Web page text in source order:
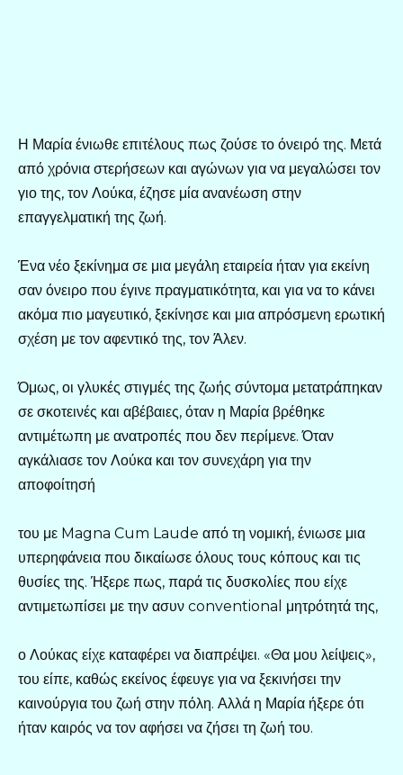
Η Μαρία ένιωθε επιτέλους πως ζούσε το όνειρό της. Μετά
από χρόνια στερήσεων και αγώνων για να μεγαλώσει τον
γιο της, τον Λούκα, έζησε μία ανανέωση στην
επαγγελματική της ζωή.
Ένα νέο ξεκίνημα σε μια μεγάλη εταιρεία ήταν για εκείνη
σαν όνειρο που έγινε πραγματικότητα, και για να το κάνει
ακόμα πιο μαγευτικό, ξεκίνησε και μια απρόσμενη ερωτική
σχέση με τον αφεντικό της, τον Άλεν.
Όμως, οι γλυκές στιγμές της ζωής σύντομα μετατράπηκαν
σε σκοτεινές και αβέβαιες, όταν η Μαρία βρέθηκε
αντιμέτωπη με ανατροπές που δεν περίμενε. Όταν
αγκάλιασε τον Λούκα και τον συνεχάρη για την
αποφοίτησή
του με Magna Cum Laude από τη νομική, ένιωσε μια
υπερηφάνεια που δικαίωσε όλους τους κόπους και τις
θυσίες της. Ήξερε πως, παρά τις δυσκολίες που είχε
αντιμετωπίσει με την ασυν conventional μητρότητά της,
ο Λούκας είχε καταφέρει να διαπρέψει. «Θα μου λείψεις»,
του είπε, καθώς εκείνος έφευγε για να ξεκινήσει την
καινούργια του ζωή στην πόλη. Αλλά η Μαρία ήξερε ότι
ήταν καιρός να τον αφήσει να ζήσει τη ζωή του.